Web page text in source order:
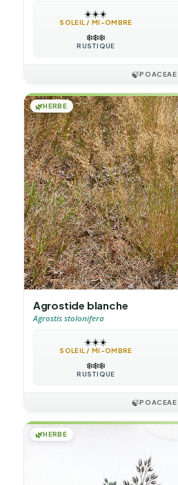
☀️☀️☀️
SOLEIL / MI-OMBRE
❄️❄️❄️
RUSTIQUE
🍃POACEAE
🌿HERBE
Agrostide blanche
Agrostis stolonifera
☀️☀️☀️
SOLEIL / MI-OMBRE
❄️❄️❄️
RUSTIQUE
🍃POACEAE
🌿HERBE